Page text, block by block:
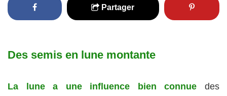
Partager
Des semis en lune montante
La lune a une influence bien connue des